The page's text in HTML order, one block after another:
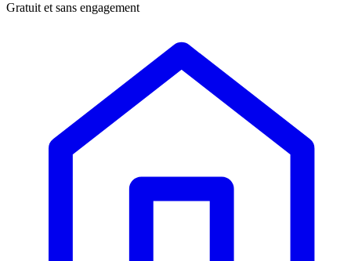
Gratuit et sans engagement